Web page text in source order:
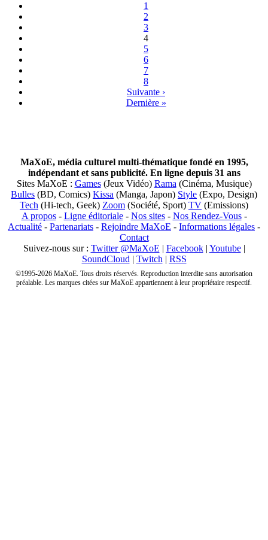
1
2
3
4
5
6
7
8
Suivante ›
Dernière »
MaXoE, média culturel multi-thématique fondé en 1995,
indépendant et sans publicité. En ligne depuis 31 ans
Sites MaXoE : Games(Jeux Vidéo) Rama (Cinéma, Musique)
Bulles (BD, Comics) Kissa (Manga, Japon) Style (Expo, Design)
Tech (Hi-tech, Geek) Zoom (Société, Sport) TV (Emissions)
A propos- Ligne éditoriale- Nos sites- Nos Rendez-Vous-
Actualité - Partenariats - Rejoindre MaXoE - Informations légales -
Contact
Suivez-nous sur : Twitter @MaXoE | Facebook| Youtube|
SoundCloud | Twitch | RSS
©1995-2026 MaXoE. Tous droits réservés. Reproduction interdite sans autorisation
préalable. Les marques citées sur MaXoE appartiennent à leur propriétaire respectif.